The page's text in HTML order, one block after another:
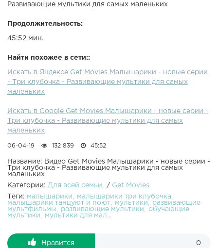
мультики для маленьких:Малышарики Фломастеры
Чемпионы Малышарики Робот Малышарики Автобус
Сборник мультиков для самых маленьких. Учим цифры и
учимся считать с малышами. Новый обучающий
для малышей от 0 до 4 лет. Играем, учимся и поём
весёлые песенки с Малышариками!
Развивающие мультики для самых маленьких
Продолжительность:
45:52 мин.
Найти похожее в сети::
Искать в Яндексе Get Movies Малышарики - новые серии
- Три клубочка - Развивающие мультики для самых
маленьких
Искать в Google Get Movies Малышарики - новые серии -
Три клубочка - Развивающие мультики для самых
маленьких
06-04-19 132 839 45:52
Название: Видео Get Movies Малышарики - новые серии -
Три клубочка - Развивающие мультики для самых
маленьких
Категории: Для всей семьи / Get Movies
Теги: малышарики
малышарики три клубочка
малышарики танцуют и поют
мультики
развивающие
мультфильмы
развивающие мультики
обучающие
мультики
мультики для мал...
Нравится 0